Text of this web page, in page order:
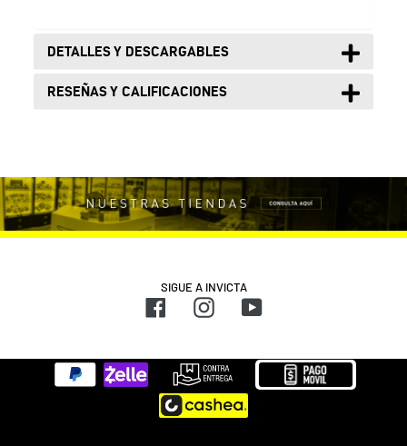
DETALLES Y DESCARGABLES
RESEÑAS Y CALIFICACIONES
SIGUE A INVICTA
FacebookInstagramYouTube
Métodos
de